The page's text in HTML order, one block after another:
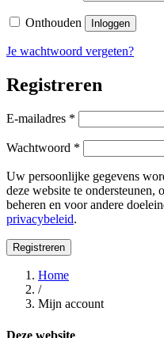
Onthouden Inloggen
Je wachtwoord vergeten?
Registreren
E-mailadres *
Wachtwoord *
Uw persoonlijke gegevens
deze website te ondersteunen,
beheren en voor andere
privacybeleid.
Registreren
Home
/
Mijn account
Deze website